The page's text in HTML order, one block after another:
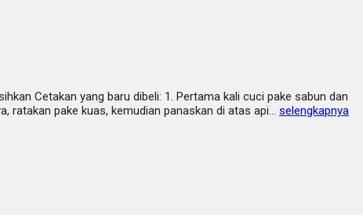
Cetakan yang baru dibeli: 1. Pertama kali cuci pake sabun dan
ratakan pake kuas, kemudian panaskan di atas api… selengkapnya